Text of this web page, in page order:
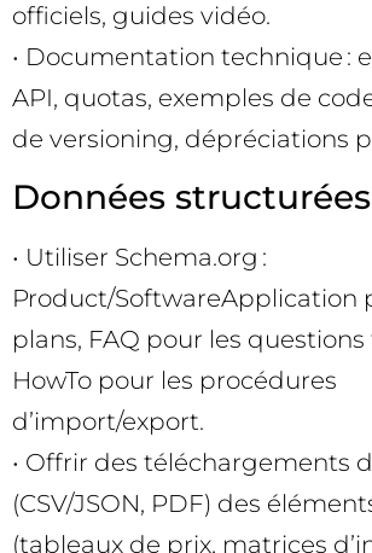
officiels, guides vidéo.
• Documentation technique :
API, quotas, exemples de
de versioning, dépréciations
Données
• Utiliser Schema.org :
Product/SoftwareApplication
plans, FAQ pour les
HowTo pour les procédures
d’import/export.
• Offrir des téléchargements
(CSV/JSON, PDF) des
(tableaux de prix, matrices